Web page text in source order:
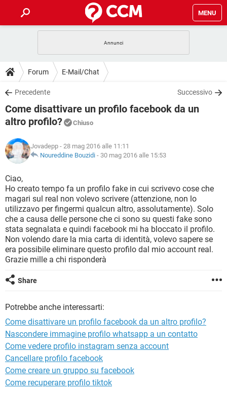
MENU
INTRATTENIMENTO
iOS
INSTAGRAM WHATSAPP
TIKTOK
HARDWARE
GUIDE
COVID-19
iOS
TIKTOK FACEBOOK
DOWNLOAD
COVID-19 GAMING
INTRATTENIMENTO
iOS WINDOWS 10
INSTAGRAM
TIKTOK
HARDWARE
FORUM
INTRATTENIMENTO ANDROID
INSTAGRAM WHATSAPP
TIKTOK FACEBOOK
HARDWARE
GLOSSARIO
COVID-19
INTRATTENIMENTO
iOS WINDOWS 10
INSTAGRAM WHATSAPP
TIKTOK FACEBOOK
HARDWARE
Forum E-Mail/Chat
Precedente Successivo
Come disattivare un profilo facebook da un
altro profilo?
Chiuso
Jovadepp - 28 mag 2016 alle 11:11
Noureddine Bouzidi - 30 mag 2016 alle 15:53
Ciao,
Ho creato tempo fa un profilo fake in cui scrivevo cose che
magari sul real non volevo scrivere (attenzione, non lo
utilizzavo per fingermi qualcun altro, assolutamente). Solo
che a causa delle persone che ci sono su questi fake sono
stata segnalata e quindi facebook mi ha bloccato il profilo.
Non volendo dare la mia carta di identità, volevo sapere se
era possibile eliminare questo profilo dal mio account real.
Grazie mille a chi risponderà
Share
Potrebbe anche interessarti:
Come disattivare un profilo facebook da un altro profilo?
Nascondere immagine profilo whatsapp a un contatto
Come vedere profilo instagram senza account
Cancellare profilo facebook
Come creare un gruppo su facebook
Come recuperare profilo tiktok